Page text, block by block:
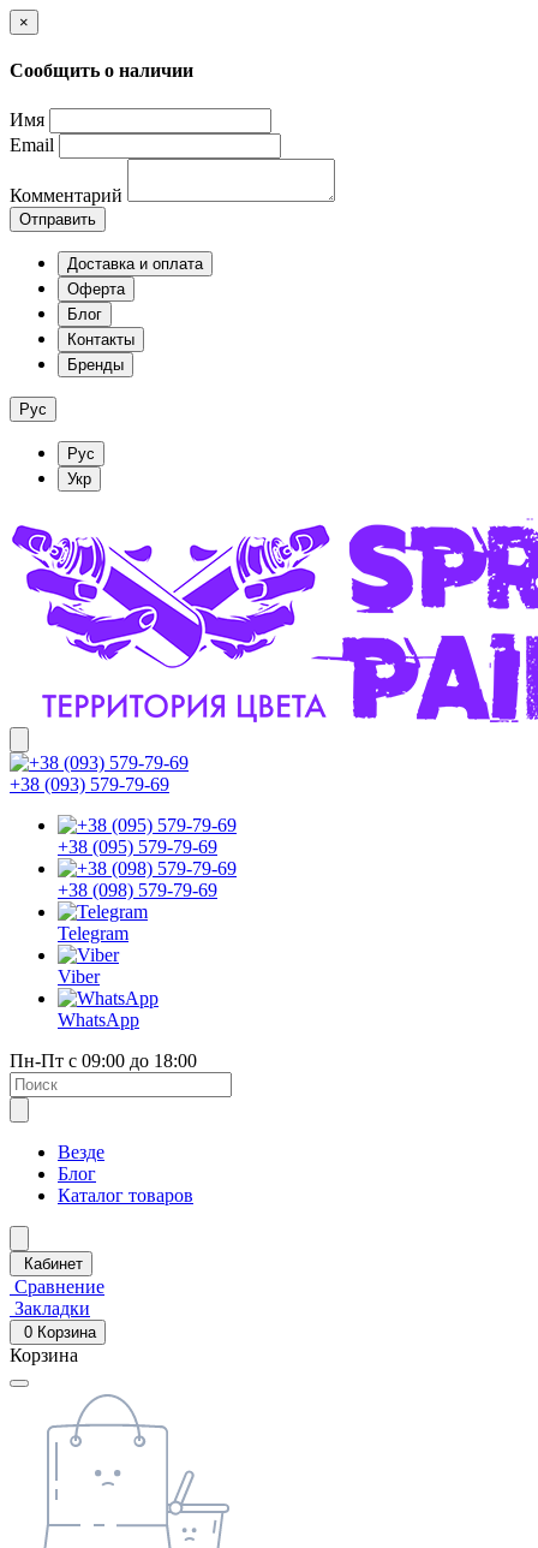
×
Сообщить о наличии
Имя
Email
Комментарий
Отправить
Доставка и оплата
Оферта
Блог
Контакты
Бренды
Рус
Рус
Укр
+38 (093) 579-79-69
+38 (095) 579-79-69
+38 (098) 579-79-69
Telegram
Viber
WhatsApp
Пн-Пт с 09:00 до 18:00
Везде
Блог
Каталог товаров
Кабинет
Сравнение
Закладки
0 Корзина
Корзина